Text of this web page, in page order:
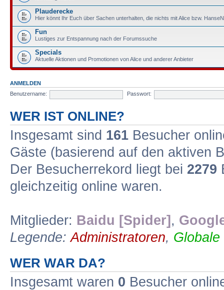
Plauderecke
Hier könnt Ihr Euch über Sachen unterhalten, die nichts mit Alice bzw.
Fun
Lustiges zur Entspannung nach der Forumssuche
Specials
Aktuelle Aktionen und Promotionen von Alice und anderer Anbieter
ANMELDEN
Benutzername:
Passwort:
WER IST ONLINE?
Insgesamt sind 161 Besucher
Gäste (basierend auf den aktiven
Der Besucherrekord liegt bei 2279
gleichzeitig online waren.
Mitglieder: Baidu [Spider] ,
Legende:Administratoren,
WER WAR DA?
Insgesamt waren 0 Besucher